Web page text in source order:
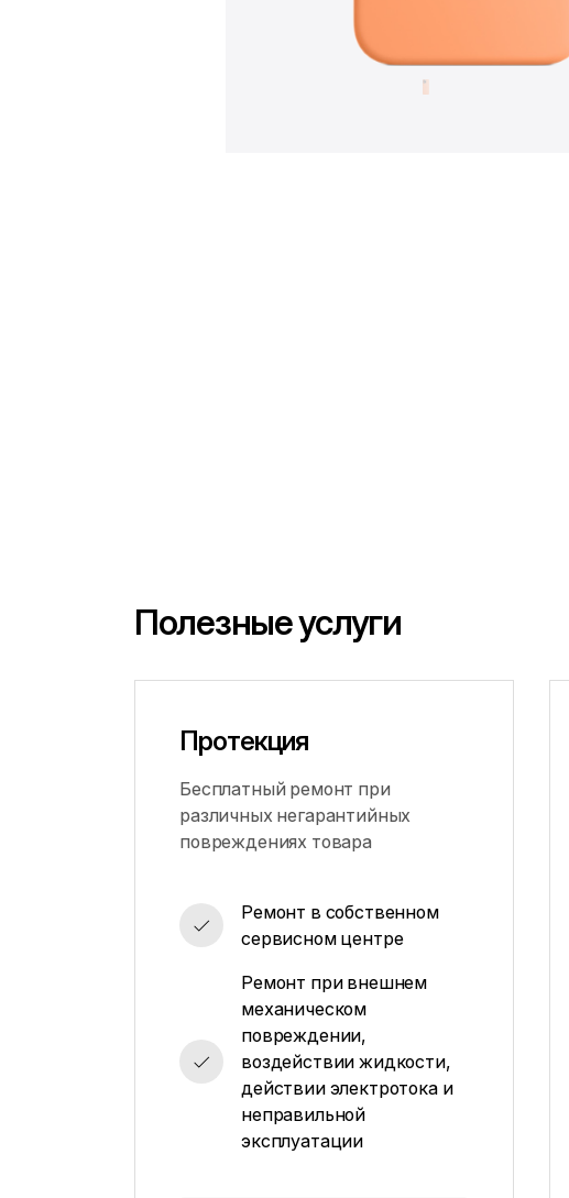
Полезные услуги
Протекция
Бесплатный ремонт при
различных негарантийных
повреждениях товара
Ремонт в собственном
сервисном центре
Ремонт при внешнем
механическом
повреждении,
воздействии жидкости,
действии электротока и
неправильной
эксплуатации